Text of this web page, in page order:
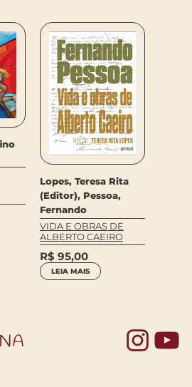
Lopes, Teresa Rita
(Editor), Pessoa,
Fernando
VIDA E OBRAS DE
ALBERTO CAEIRO
R$ 95,00
LEIA MAIS